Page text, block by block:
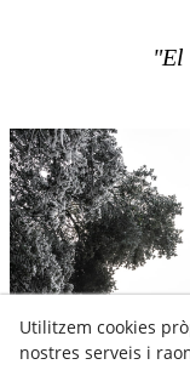
"El
Utilitzem cookies
nostres serveis i